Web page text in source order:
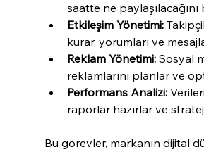
saatte ne paylaşılacağını
Etkileşim Yönetimi:
kurar, yorumları ve
Reklam Yönetimi: Sosyal
reklamlarını planlar ve
Performans Analizi:
raporlar hazırlar ve
Bu görevler, markanın dijital